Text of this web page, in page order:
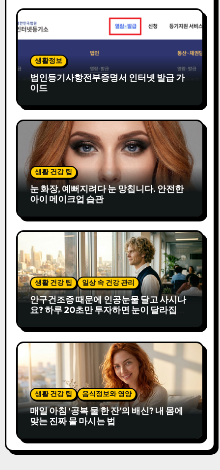
생활정보
법인등기사항전부증명서 인터넷 발급 가
이드
생활 건강 팁
눈 화장, 예뻐지려다 눈 망칩니다. 안전한
아이 메이크업 습관
생활 건강 팁 일상 속 건강 관리
안구건조증 때문에 인공눈물 달고 사시나
요? 하루 20초만 투자하면 눈이 달라집니
생활 건강 팁 음식정보와 영양
매일 아침 ‘공복 물 한 잔’의 배신? 내 몸에
맞는 진짜 물 마시는 법